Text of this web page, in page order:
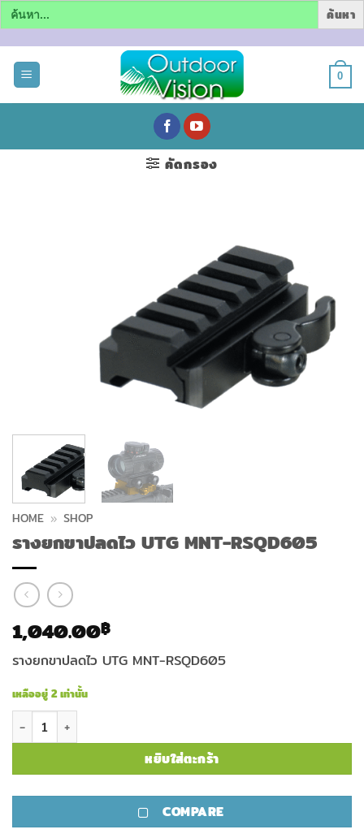
Search
for:
0
คัดกรอง
HOME » SHOP
รางยกขาปลดไว UTG MNT-RSQD605
1,040.00฿
รางยกขาปลดไว UTG MNT-RSQD605
เหลืออยู่ 2 เท่านั้น
จำนวน รางยกขาปลดไว UTG MNT-RSQD605 ชิ้น
หยิบใส่ตะกร้า
COMPARE